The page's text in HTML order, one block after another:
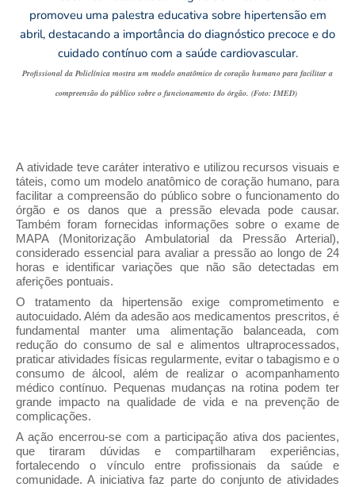
Profissional da Policlínica mostra um modelo anatômico de coração humano para facilitar a
compreensão do público sobre o funcionamento do órgão. (Foto: IMED)
A atividade teve caráter interativo e utilizou recursos visuais e
táteis, como um modelo anatômico de coração humano, para
facilitar a compreensão do público sobre o funcionamento do
órgão e os danos que a pressão elevada pode causar.
Também foram fornecidas informações sobre o exame de
MAPA (Monitorização Ambulatorial da Pressão Arterial),
considerado essencial para avaliar a pressão ao longo de 24
horas e identificar variações que não são detectadas em
aferições pontuais.
O tratamento da hipertensão exige comprometimento e
autocuidado. Além da adesão aos medicamentos prescritos, é
fundamental manter uma alimentação balanceada, com
redução do consumo de sal e alimentos ultraprocessados,
praticar atividades físicas regularmente, evitar o tabagismo e o
consumo de álcool, além de realizar o acompanhamento
médico contínuo. Pequenas mudanças na rotina podem ter
grande impacto na qualidade de vida e na prevenção de
complicações.
A ação encerrou-se com a participação ativa dos pacientes,
que tiraram dúvidas e compartilharam experiências,
fortalecendo o vínculo entre profissionais da saúde e
comunidade. A iniciativa faz parte do conjunto de atividades